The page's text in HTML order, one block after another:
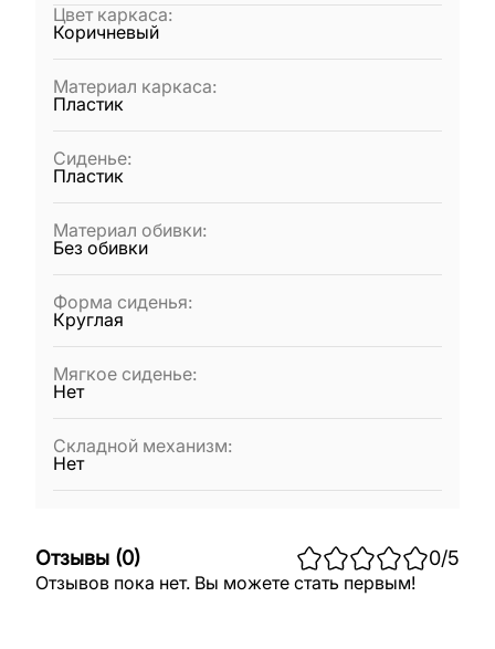
Цвет каркаса:
Коричневый
Материал каркаса:
Пластик
Сиденье:
Пластик
Материал обивки:
Без обивки
Форма сиденья:
Круглая
Мягкое сиденье:
Нет
Складной механизм:
Нет
Отзывы (0) 0/5
Отзывов пока нет. Вы можете стать первым!